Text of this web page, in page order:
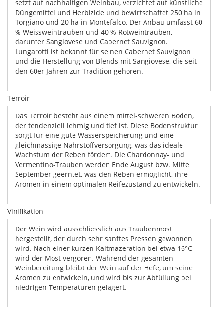
setzt auf nachhaltigen Weinbau, verzichtet auf künstliche
Düngemittel und Herbizide und bewirtschaftet 250 ha in
Torgiano und 20 ha in Montefalco. Der Anbau umfasst 60
% Weissweintrauben und 40 % Rotweintrauben,
darunter Sangiovese und Cabernet Sauvignon.
Lungarotti ist bekannt für seinen Cabernet Sauvignon
und die Herstellung von Blends mit Sangiovese, die seit
den 60er Jahren zur Tradition gehören.
Terroir
Das Terroir besteht aus einem mittel-schweren Boden,
der tendenziell lehmig und tief ist. Diese Bodenstruktur
sorgt für eine gute Wasserspeicherung und eine
gleichmässige Nährstoffversorgung, was das ideale
Wachstum der Reben fördert. Die Chardonnay- und
Vermentino-Trauben werden Ende August bzw. Mitte
September geerntet, was den Reben ermöglicht, ihre
Aromen in einem optimalen Reifezustand zu entwickeln.
Vinifikation
Der Wein wird ausschliesslich aus Traubenmost
hergestellt, der durch sehr sanftes Pressen gewonnen
wird. Nach einer kurzen Kaltmazeration bei etwa 16°C
wird der Most vergoren. Während der gesamten
Weinbereitung bleibt der Wein auf der Hefe, um seine
Aromen zu entwickeln, und wird bis zur Abfüllung bei
niedrigen Temperaturen gelagert.